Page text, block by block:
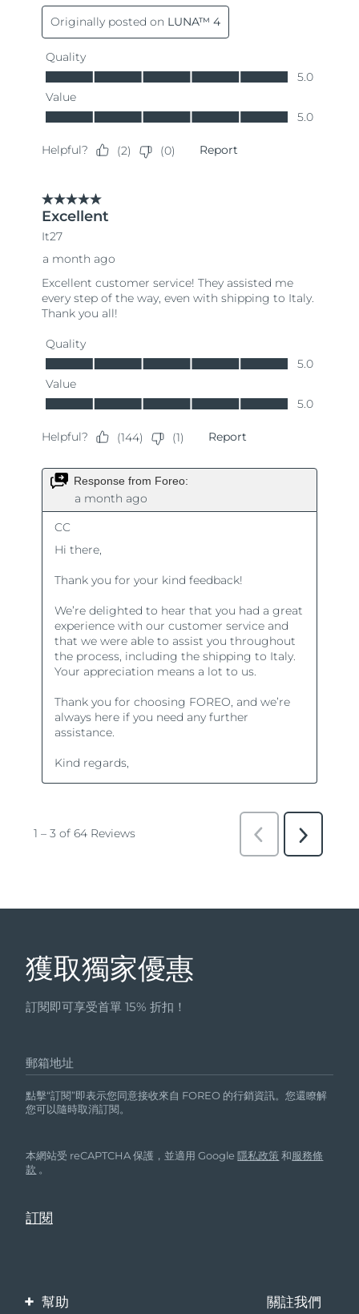
獲取獨家優惠
訂閱即可享受首單 15% 折扣！
郵箱地址
點擊“訂閱”即表示您同意接收來自 FOREO 的行銷資訊。您還瞭解
您可以隨時取消訂閱。
本網站受 reCAPTCHA 保護，並適用 Google隱私政策 和服務條
款 。
幫助 關註我們